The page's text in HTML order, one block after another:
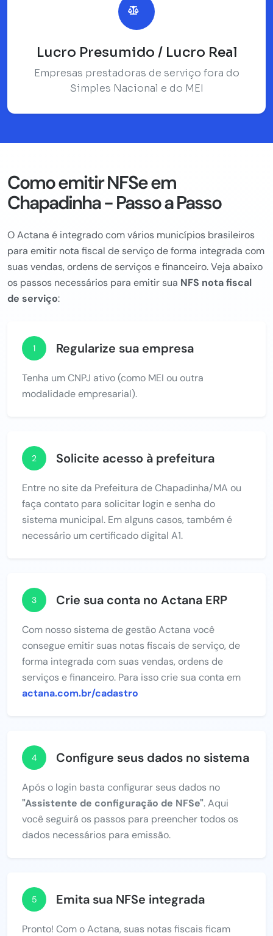
Lucro Presumido / Lucro Real
Empresas prestadoras de serviço fora do
Simples Nacional e do MEI
Como emitir NFSe em
Chapadinha - Passo a Passo
O Actana é integrado com vários municípios brasileiros
para emitir nota fiscal de serviço de forma integrada com
suas vendas, ordens de serviços e financeiro. Veja abaixo
os passos necessários para emitir sua NFS nota fiscal
de serviço:
1 Regularize sua empresa
Tenha um CNPJ ativo (como MEI ou outra
modalidade empresarial).
2 Solicite acesso à prefeitura
Entre no site da Prefeitura de Chapadinha/MA ou
faça contato para solicitar login e senha do
sistema municipal. Em alguns casos, também é
necessário um certificado digital A1.
3 Crie sua conta no Actana ERP
Com nosso sistema de gestão Actana você
consegue emitir suas notas fiscais de serviço, de
forma integrada com suas vendas, ordens de
serviços e financeiro. Para isso crie sua conta em
actana.com.br/cadastro
4 Configure seus dados no sistema
Após o login basta configurar seus dados no
"Assistente de configuração de NFSe". Aqui
você seguirá os passos para preencher todos os
dados necessários para emissão.
5 Emita sua NFSe integrada
Pronto! Com o Actana, suas notas fiscais ficam